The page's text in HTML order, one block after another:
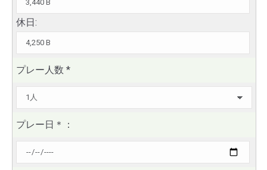
休日:
プレー人数 *
プレー日 ＊ ：